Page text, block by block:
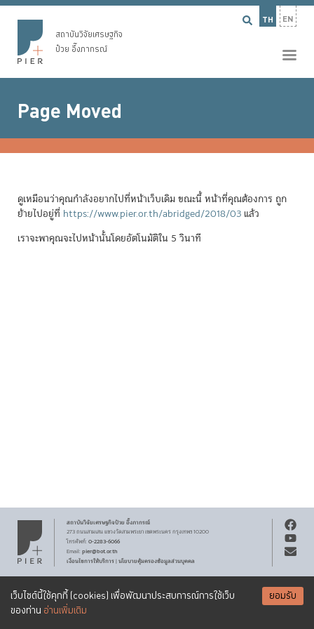
เว็บไซต์นี้ใช้คุกกี้ (cookies) เพื่อพัฒนาประสบการณ์การใช้เว็บ
ของท่าน อ่านเพิ่มเติม
ยอมรับ
TH EN
สถาบันวิจัยเศรษฐกิจ
ป๋วย อึ๊งภากรณ์
Page Moved
ดูเหมือนว่าคุณกำลังอยากไปที่หน้าเว็บเดิม ขณะนี้ หน้าที่คุณต้องการ ถูก
ย้ายไปอยู่ที่ https://www.pier.or.th/abridged/2018/03 แล้ว
เราจะพาคุณจะไปหน้านั้นโดยอัตโนมัติใน 5 วินาที
สถาบันวิจัยเศรษฐกิจป๋วย อึ๊งภากรณ์
273 ถนนสามเสนแขวงวัดสามพระยาเขตพระนครกรุงเทพฯ 10200
โทรศัพท์: 0-2283-6066
Email: pier@bot.or.th
เงื่อนไขการให้บริการ|นโยบายคุ้มครองข้อมูลส่วนบุคคล
เอกสารเผยแพร่ทุกชิ้นสงวนสิทธิ์ภายใต้สัญญาอนุญาตCreative Commons
Attribution-NonCommercial-ShareAlike 3.0 Unported license SUBSCRIBE